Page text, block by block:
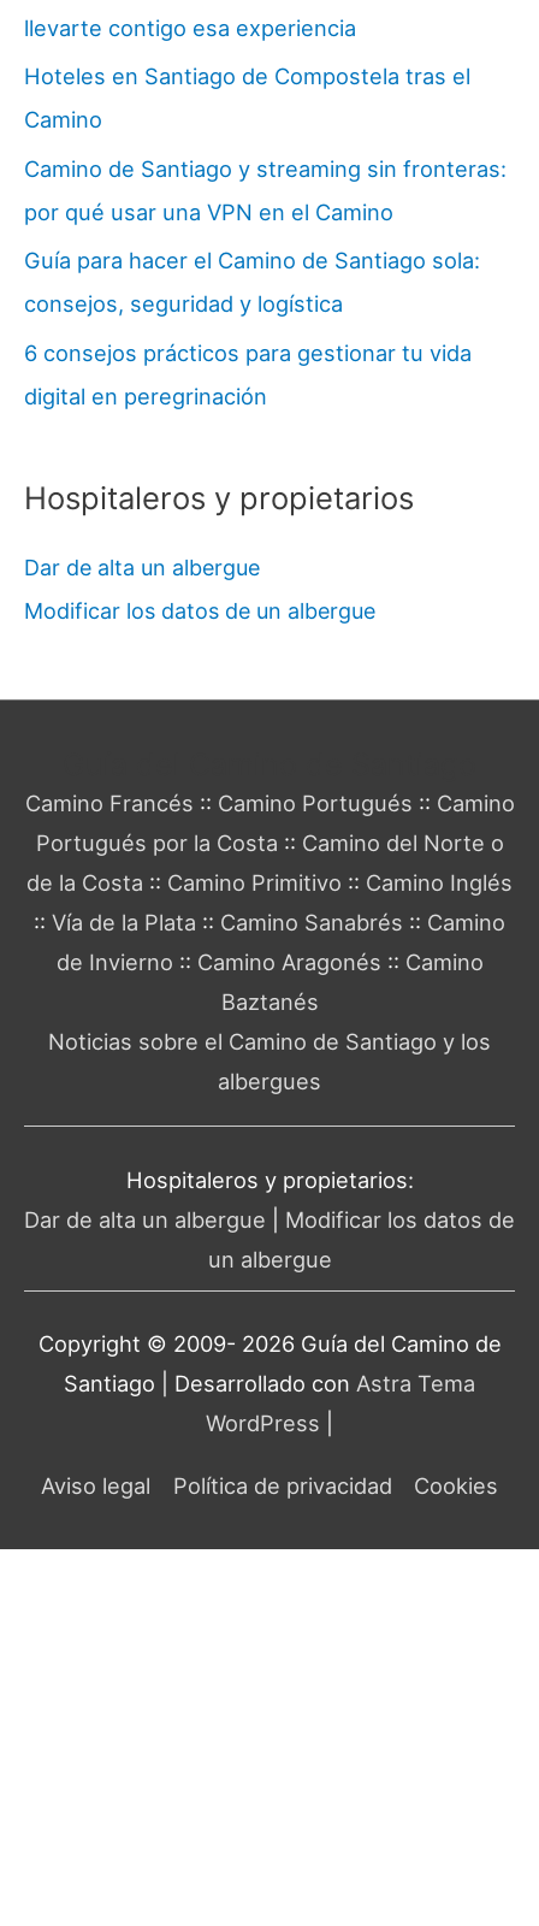
llevarte contigo esa experiencia
Hoteles en Santiago de Compostela tras el
Camino
Camino de Santiago y streaming sin fronteras:
por qué usar una VPN en el Camino
Guía para hacer el Camino de Santiago sola:
consejos, seguridad y logística
6 consejos prácticos para gestionar tu vida
digital en peregrinación
Hospitaleros y propietarios
Dar de alta un albergue
Modificar los datos de un albergue
Camino Francés :: Camino Portugués :: Camino
Portugués por la Costa :: Camino del Norte o
de la Costa :: Camino Primitivo :: Camino Inglés
:: Vía de la Plata :: Camino Sanabrés :: Camino
de Invierno :: Camino Aragonés :: Camino
Baztanés
Noticias sobre el Camino de Santiago y los
albergues
Hospitaleros y propietarios:
Dar de alta un albergue
Modificar los datos de
un albergue
Copyright © 2009- 2026 Guía del Camino de
Santiago | Desarrollado con Astra Tema
WordPress
Aviso legal Política de privacidad Cookies